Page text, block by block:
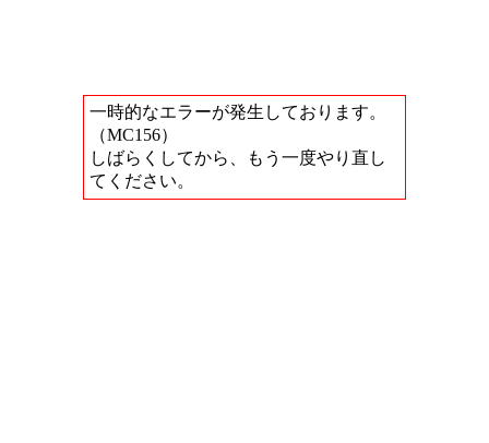
一時的なエラーが発生しております。
（MC156）
しばらくしてから、もう一度やり直し
てください。